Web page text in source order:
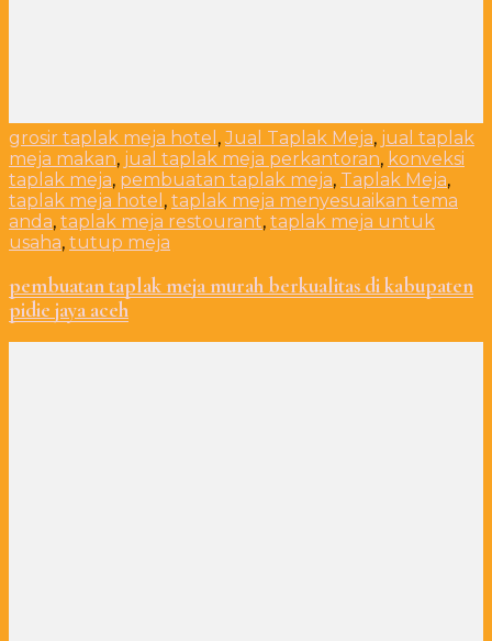
grosir taplak meja hotel ,Jual Taplak Meja, jual taplak
meja makan, jual taplak meja perkantoran, konveksi
taplak meja, pembuatan taplak meja, Taplak Meja,
taplak meja hotel , taplak meja menyesuaikan tema
anda, taplak meja restourant, taplak meja untuk
usaha, tutup meja
pembuatan taplak meja murah berkualitas di kabupaten
pidie jaya aceh